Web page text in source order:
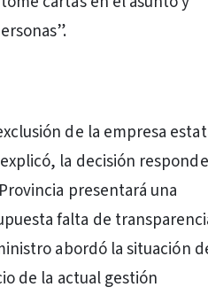
de la empresa
la decisión
presentará una
falta de
abordó la situación
de la actual gestión